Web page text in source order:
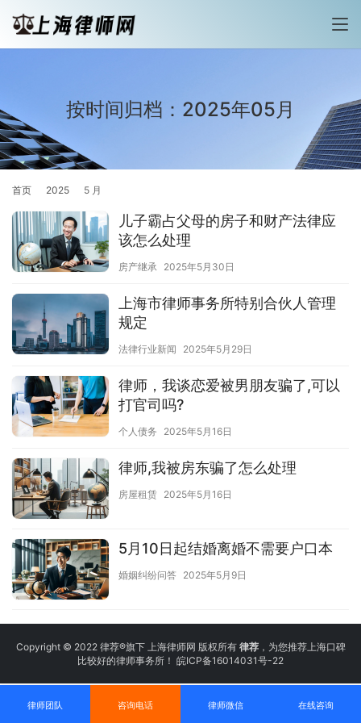
按时间归档：2025年05月
首页 2025 5 月
儿子霸占父母的房子和财产法律应
该怎么处理
房产继承 2025年5月30日
上海市律师事务所特别合伙人管理
规定
法律行业新闻 2025年5月29日
律师，我谈恋爱被男朋友骗了,可以
打官司吗?
个人债务 2025年5月16日
律师,我被房东骗了怎么处理
房屋租赁 2025年5月16日
5月10日起结婚离婚不需要户口本
婚姻纠纷问答 2025年5月9日
Copyright © 2022 律荐®旗下 上海律师网 版权所有 律荐，为您推荐上海口碑
比较好的律师事务所！ 皖ICP备16014031号-22
律师团队 咨询电话 律师微信 在线咨询